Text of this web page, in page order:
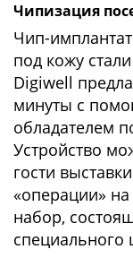
Чипизация
Чип-
под кожу
Digiwell
минуты с
обладателем
Устройство
гости
«операции»
набор,
специального